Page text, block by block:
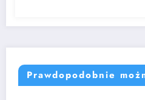
Prawdopodobnie